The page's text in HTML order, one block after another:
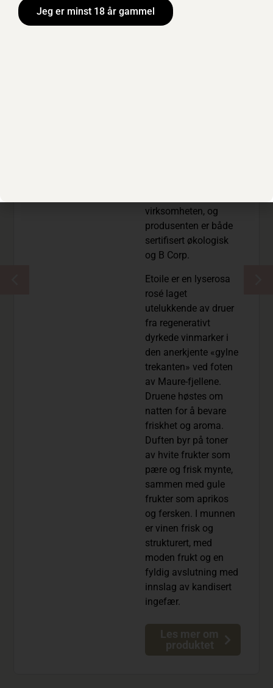
Maison Mirabeau er
virksomheten, og
produsenten er både
sertifisert økologisk
og B Corp.
Etoile er en lyserosa
rosé laget
utelukkende av druer
fra regenerativt
dyrkede vinmarker i
den anerkjente «gylne
trekanten» ved foten
av Maure-fjellene.
Druene høstes om
natten for å bevare
friskhet og aroma.
Duften byr på toner
av hvite frukter som
pære og frisk mynte,
sammen med gule
frukter som aprikos
og fersken. I munnen
er vinen frisk og
strukturert, med
moden frukt og en
fyldig avslutning med
innslag av kandisert
ingefær.
Les mer om
produktet
Jeg er minst 18 år gammel